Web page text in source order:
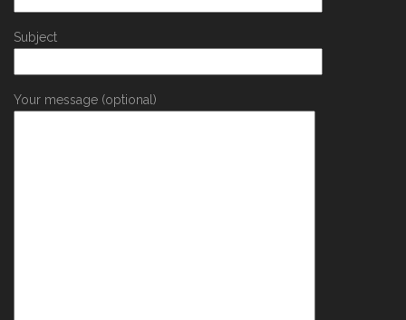
Subject
Your message (optional)